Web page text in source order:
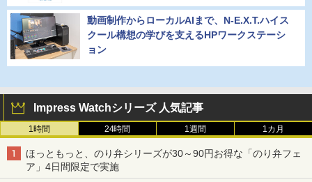
動画制作からローカルAIまで、N-E.X.T.ハイス
クール構想の学びを支えるHPワークステーシ
ョン
Impress Watchシリーズ 人気記事
1時間 24時間 1週間 1カ月
ほっともっと、のり弁シリーズが30～90円お得な「のり弁フェ
ア」4日間限定で実施